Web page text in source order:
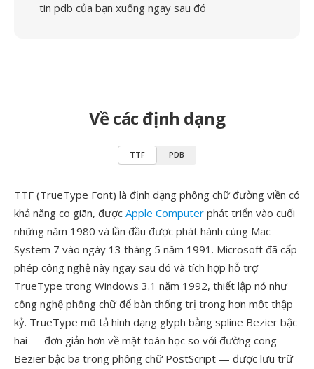
tin pdb của bạn xuống ngay sau đó
Về các định dạng
TTF PDB
TTF (TrueType Font) là định dạng phông chữ đường viền có
khả năng co giãn, được Apple Computer phát triển vào cuối
những năm 1980 và lần đầu được phát hành cùng Mac
System 7 vào ngày 13 tháng 5 năm 1991. Microsoft đã cấp
phép công nghệ này ngay sau đó và tích hợp hỗ trợ
TrueType trong Windows 3.1 năm 1992, thiết lập nó như
công nghệ phông chữ để bàn thống trị trong hơn một thập
kỷ. TrueType mô tả hình dạng glyph bằng spline Bezier bậc
hai — đơn giản hơn về mặt toán học so với đường cong
Bezier bậc ba trong phông chữ PostScript — được lưu trữ